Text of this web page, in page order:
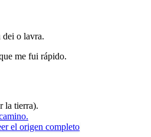
dei o lavra.
me fui rápido.
la tierra).
el origen completo